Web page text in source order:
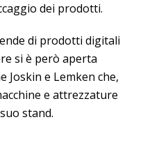
dei prodotti.
di prodotti digitali
si è però aperta
Joskin e Lemken che,
e attrezzature
stand.